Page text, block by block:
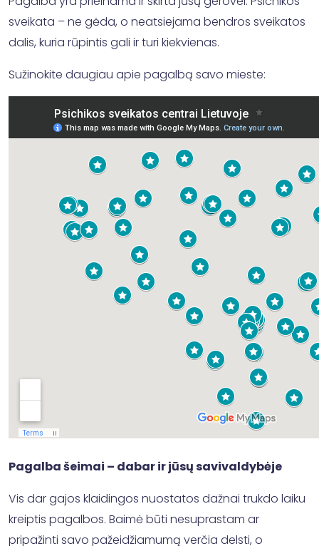
sveikata – ne gėda, o neatsiejama bendros sveikatos
dalis, kuria rūpintis gali ir turi kiekvienas.
Sužinokite daugiau apie pagalbą savo mieste:
Pagalba šeimai – dabar ir jūsų savivaldybėje
Vis dar gajos klaidingos nuostatos dažnai trukdo laiku
kreiptis pagalbos. Baimė būti nesuprastam ar
pripažinti savo pažeidžiamumą verčia delsti, o